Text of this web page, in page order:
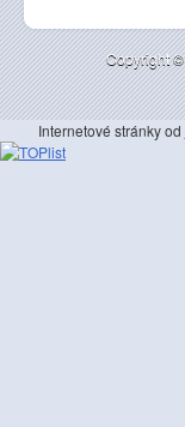
Copyright ©
Internetové stránky od